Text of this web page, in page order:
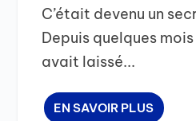
C’était devenu un
Depuis quelques
avait laissé...
EN SAVOIR PLUS